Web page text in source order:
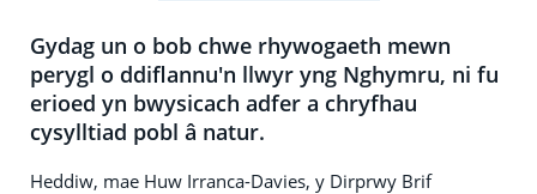
Gydag un o bob chwe rhywogaeth mewn
perygl o ddiflannu'n llwyr yng Nghymru, ni fu
erioed yn bwysicach adfer a chryfhau
cysylltiad pobl â natur.
Heddiw, mae Huw Irranca-Davies, y Dirprwy Brif